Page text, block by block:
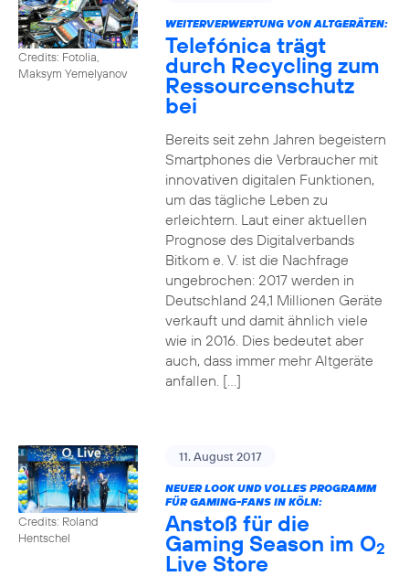
Credits: Fotolia,
Maksym Yemelyanov
WEITERVERWERTUNG VON ALTGERÄTEN:
Telefónica trägt
durch Recycling zum
Ressourcenschutz
bei
Bereits seit zehn Jahren begeistern
Smartphones die Verbraucher mit
innovativen digitalen Funktionen,
um das tägliche Leben zu
erleichtern. Laut einer aktuellen
Prognose des Digitalverbands
Bitkom e. V. ist die Nachfrage
ungebrochen: 2017 werden in
Deutschland 24,1 Millionen Geräte
verkauft und damit ähnlich viele
wie in 2016. Dies bedeutet aber
auch, dass immer mehr Altgeräte
anfallen. […]
Credits: Roland
Hentschel
11. August 2017
NEUER LOOK UND VOLLES PROGRAMM
FÜR GAMING-FANS IN KÖLN:
Anstoß für die
Gaming Season im O2
Live Store